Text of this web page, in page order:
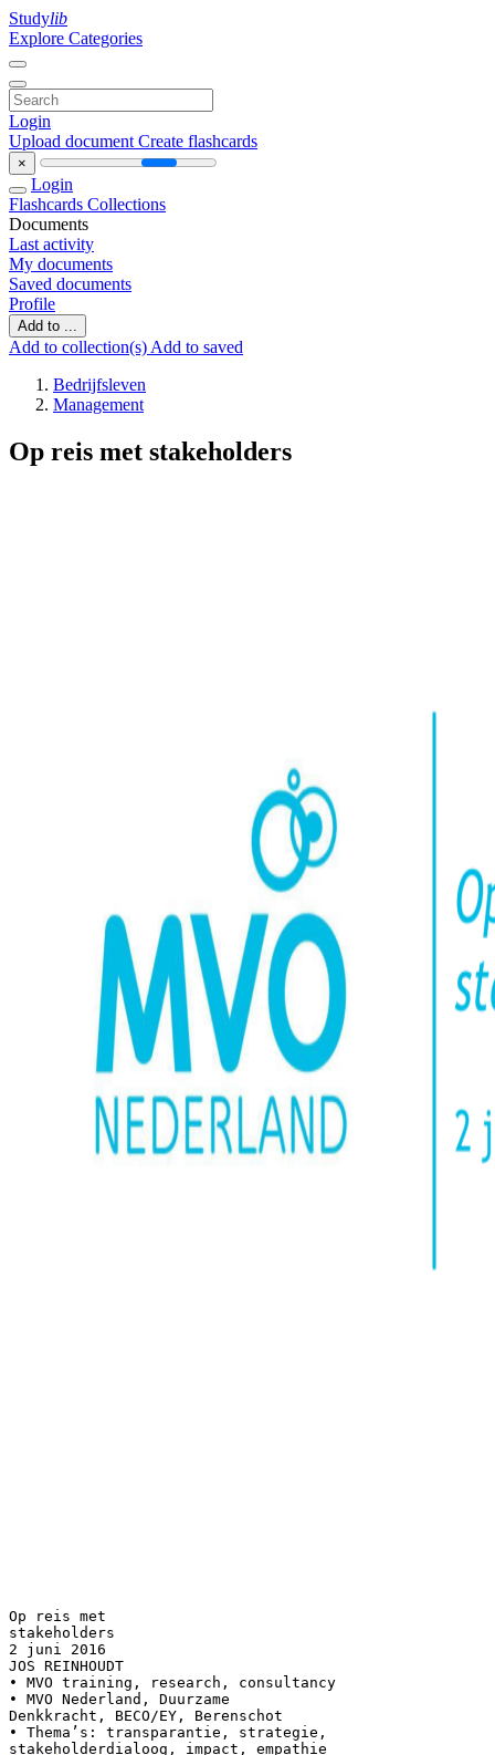
Studylib
Explore Categories
Login
Upload document Create flashcards
×
Login
Flashcards Collections
Documents
Last activity
My documents
Saved documents
Profile
Add to ...
Add to collection(s) Add to saved
Bedrijfsleven
Management
Op reis met stakeholders
Op reis met
stakeholders
2 juni 2016
JOS REINHOUDT
• MVO training, research, consultancy
• MVO Nederland, Duurzame
Denkkracht, BECO/EY, Berenschot
• Thema’s: transparantie, strategie,